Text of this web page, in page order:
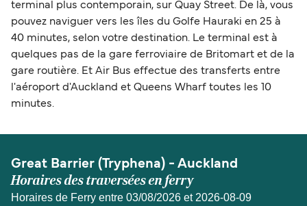
terminal plus contemporain, sur Quay Street. De là, vous
pouvez naviguer vers les îles du Golfe Hauraki en 25 à
40 minutes, selon votre destination. Le terminal est à
quelques pas de la gare ferroviaire de Britomart et de la
gare routière. Et Air Bus effectue des transferts entre
l'aéroport d'Auckland et Queens Wharf toutes les 10
minutes.
Great Barrier (Tryphena) - Auckland
Horaires des traversées en ferry
Horaires de Ferry entre 03/08/2026 et 2026-08-09